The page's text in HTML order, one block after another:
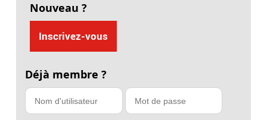
Nouveau ?
Inscrivez-vous
Déjà membre ?